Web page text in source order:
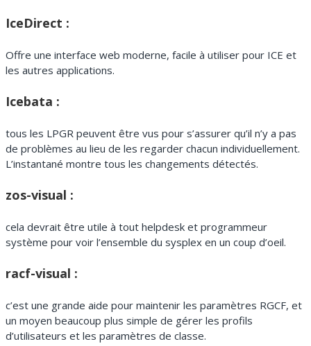
IceDirect :
Offre une interface web moderne, facile à utiliser pour ICE et
les autres applications.
Icebata :
tous les LPGR peuvent être vus pour s’assurer qu’il n’y a pas
de problèmes au lieu de les regarder chacun individuellement.
L’instantané montre tous les changements détectés.
zos-visual :
cela devrait être utile à tout helpdesk et programmeur
système pour voir l’ensemble du sysplex en un coup d’oeil.
racf-visual :
c’est une grande aide pour maintenir les paramètres RGCF, et
un moyen beaucoup plus simple de gérer les profils
d’utilisateurs et les paramètres de classe.